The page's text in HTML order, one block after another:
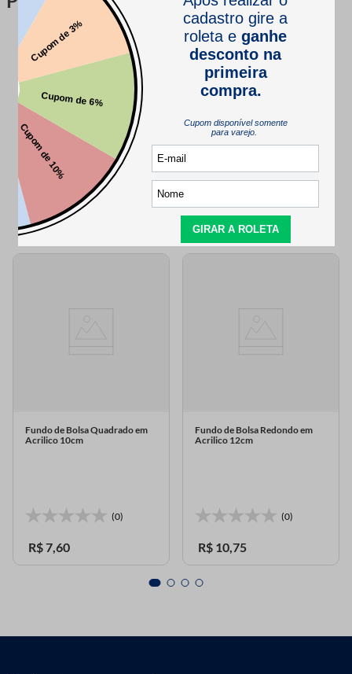
Este produto ainda não tem perguntas
SEJA O PRIMEIRO A PERGUNTAR
TAMBÉM VIU..
Fundo de Bolsa Quadrado em
Acrilico 10cm
(0)
R$7,60
Fundo de Bolsa Redondo em
Acrilico 12cm
(0)
R$ 10,75